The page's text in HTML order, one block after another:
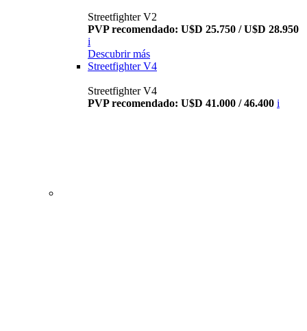
Streetfighter V2
PVP recomendado: U$D 25.750 / U$D 28.950
i
Descubrir más
Streetfighter V4
Streetfighter V4
PVP recomendado: U$D 41.000 / 46.400 i